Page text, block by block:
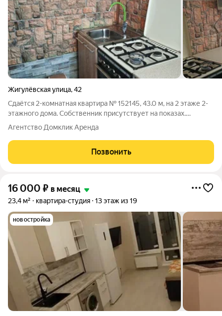
Жигулёвская улица,42
Сдаётся 2-комнатная квартира № 152145, 43.0 м, на 2 этаже 2-
этажного дома. Собственник присутствует на показах.
Коммунальные платежи оплачиваются отдельно. Счетчики
оплачиваются отдельно. По условиям проживания: можно с
детьми, без питомцев. Из
Агентство Домклик Аренда
Позвонить
16 000 ₽ в месяц
23,4 м² квартира-студия 13 этаж из 19
новостройка